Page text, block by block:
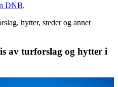
DNB.
hytter, steder og annet
av turforslag og hytter i